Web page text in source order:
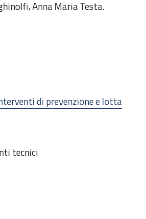
Anna Maria Testa.
di prevenzione e lotta
tecnici